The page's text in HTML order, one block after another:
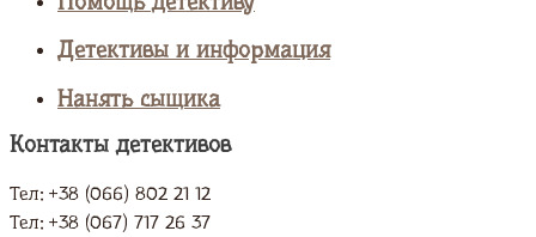
Детективы и информация
Нанять сыщика
Контакты детективов
Тел: +38 (066) 802 21 12
Тел: +38 (067) 717 26 37